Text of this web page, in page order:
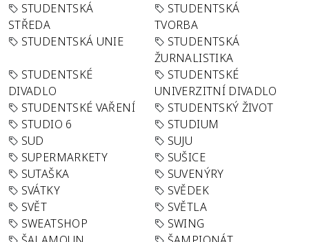
STUDENTSKÁ
STŘEDA
STUDENTSKÁ
TVORBA
STUDENTSKÁ UNIE
STUDENTSKÁ
ŽURNALISTIKA
STUDENTSKÉ
DIVADLO
STUDENTSKÉ
UNIVERZITNÍ DIVADLO
STUDENTSKÉ VAŘENÍ
STUDENTSKÝ ŽIVOT
STUDIO 6
STUDIUM
SUD
SUJU
SUPERMARKETY
SUŠICE
SUTAŠKA
SUVENÝRY
SVÁTKY
SVĚDEK
SVĚT
SVĚTLA
SWEATSHOP
SWING